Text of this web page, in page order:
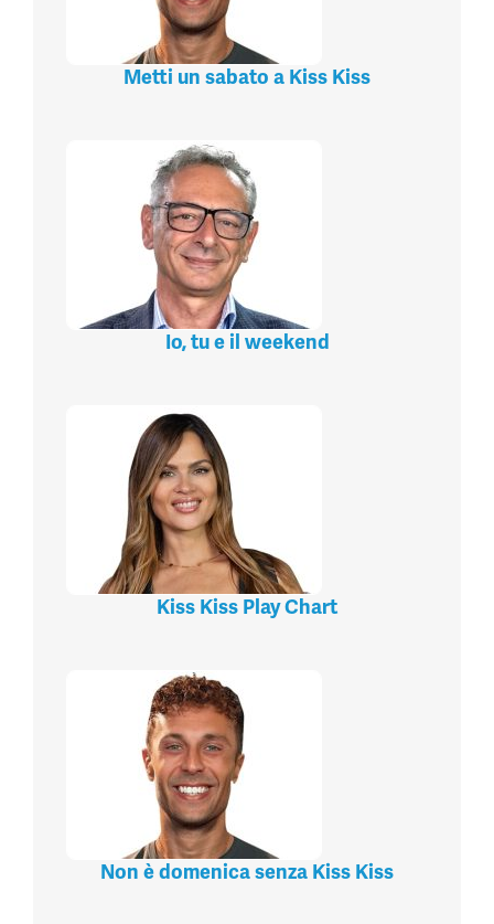
Metti un sabato a Kiss Kiss
Io, tu e il weekend
Kiss Kiss Play Chart
Non è domenica senza Kiss Kiss